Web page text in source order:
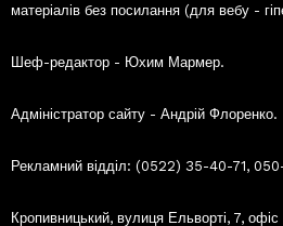
матеріалів без посилання (для вебу -
Шеф-редактор - Юхим Мармер.
Адміністратор сайту - Андрій Флоренко.
Рекламний відділ: (0522) 35-40-71,
Кропивницький, вулиця Ельворті, 7,